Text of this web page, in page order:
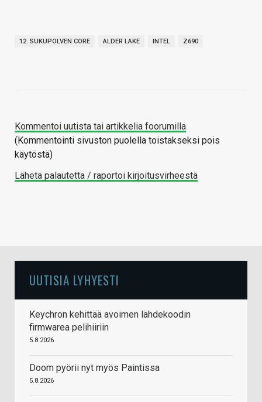
12. SUKUPOLVEN CORE ALDER LAKE INTEL Z690
Kommentoi uutista tai artikkelia foorumilla
(Kommentointi sivuston puolella toistakseksi pois
käytöstä)
Lähetä palautetta / raportoi kirjoitusvirheestä
UUTISIA LYHYESTI
Keychron kehittää avoimen lähdekoodin
firmwarea pelihiiriin
5.8.2026
Doom pyörii nyt myös Paintissa
5.8.2026